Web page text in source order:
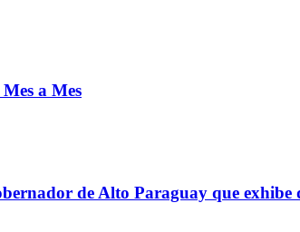
a Mes
de Alto Paraguay que exhibe